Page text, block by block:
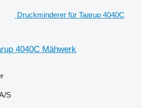
Druckminderer für Taarup 4040C
4040C Mähwerk
S